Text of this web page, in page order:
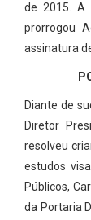
de 2015. A
prorrogou
assinatura
Diante de
Diretor
resolveu
estudos
Públicos,
da Portaria